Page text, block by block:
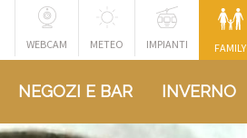
FAMILY
WEBCAM METEO IMPIANTI
NEGOZI E BAR INVERNO